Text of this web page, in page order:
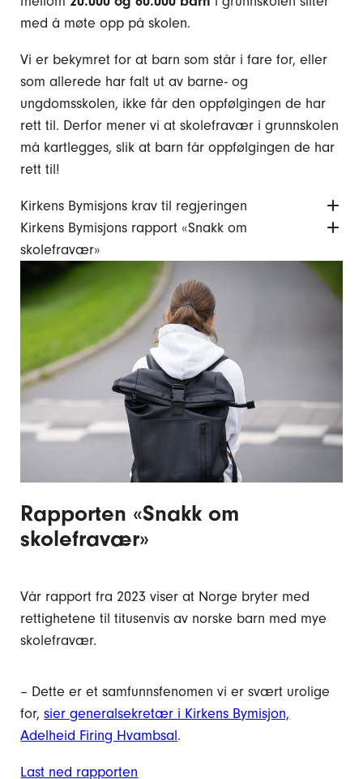
med å møte opp på skolen.
Vi er bekymret for at barn som står i fare for, eller
som allerede har falt ut av barne- og
ungdomsskolen, ikke får den oppfølgingen de har
rett til. Derfor mener vi at skolefravær i grunnskolen
må kartlegges, slik at barn får oppfølgingen de har
rett til!
Kirkens Bymisjons krav til regjeringen
Kirkens Bymisjons rapport «Snakk om
skolefravær»
Rapporten «Snakk om
skolefravær»
Vår rapport fra 2023 viser at Norge bryter med
rettighetene til titusenvis av norske barn med mye
skolefravær.
– Dette er et samfunnsfenomen vi er svært urolige
for,sier generalsekretær i Kirkens Bymisjon,
Adelheid Firing Hvambsal.
Last ned rapporten